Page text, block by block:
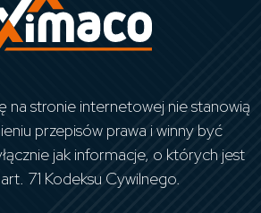
na stronie internetowej nie stanowią
przepisów prawa i winny być
jak informacje, o których jest
71 Kodeksu Cywilnego.